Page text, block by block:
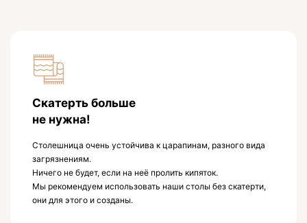
Скатерть больше
не нужна!
Столешница очень устойчива к царапинам, разного вида
загрязнениям.
Ничего не будет, если на неё пролить кипяток.
Мы рекомендуем использовать наши столы без скатерти,
они для этого и созданы.